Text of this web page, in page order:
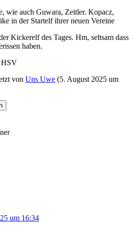
wie auch Guwara, Zeitler. Kopacz,
in der Startelf ihrer neuen Vereine
Kickerelf des Tages. Hm, seltsam dass
haben.
HSV
von Uns Uwe (5. August 2025 um
um 16:34